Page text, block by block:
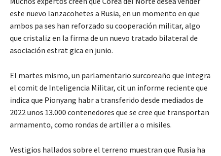
este nuevo lanzacohetes a Rusia, en un momento en que
ambos pa ses han reforzado su cooperación militar, algo
que cristaliz en la firma de un nuevo tratado bilateral de
asociación estrat gica en junio.
El martes mismo, un parlamentario surcoreaño que integra
el comit de Inteligencia Militar, cit un informe reciente que
indica que Pionyang habr a transferido desde mediados de
2022 unos 13.000 contenedores que se cree que transportan
armamento, como rondas de artiller a o misiles.
Vestigios hallados sobre el terreno muestran que Rusia ha